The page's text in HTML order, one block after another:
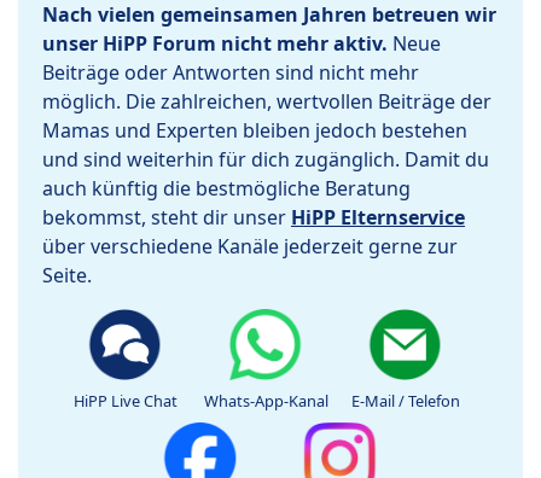
Nach vielen gemeinsamen Jahren betreuen wir
unser HiPP Forum nicht mehr aktiv. Neue
Beiträge oder Antworten sind nicht mehr
möglich. Die zahlreichen, wertvollen Beiträge der
Mamas und Experten bleiben jedoch bestehen
und sind weiterhin für dich zugänglich. Damit du
auch künftig die bestmögliche Beratung
bekommst, steht dir unser HiPP Elternservice
über verschiedene Kanäle jederzeit gerne zur
Seite.
HiPP Live Chat Whats-App-Kanal E-Mail / Telefon